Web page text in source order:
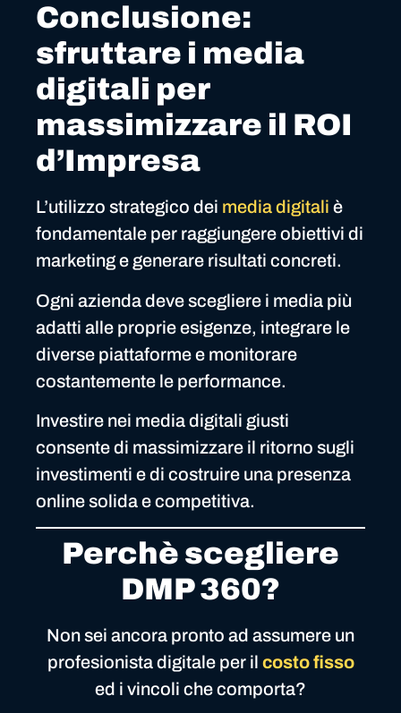
Conclusione:
sfruttare i media
digitali per
massimizzare il ROI
d’Impresa
L’utilizzo strategico dei media digitali è
fondamentale per raggiungere obiettivi di
marketing e generare risultati concreti.
Ogni azienda deve scegliere i media più
adatti alle proprie esigenze, integrare le
diverse piattaforme e monitorare
costantemente le performance.
Investire nei media digitali giusti
consente di massimizzare il ritorno sugli
investimenti e di costruire una presenza
online solida e competitiva.
Perchè scegliere
DMP 360?
Non sei ancora pronto ad assumere un
profesionista digitale per il costo fisso
ed i vincoli che comporta?